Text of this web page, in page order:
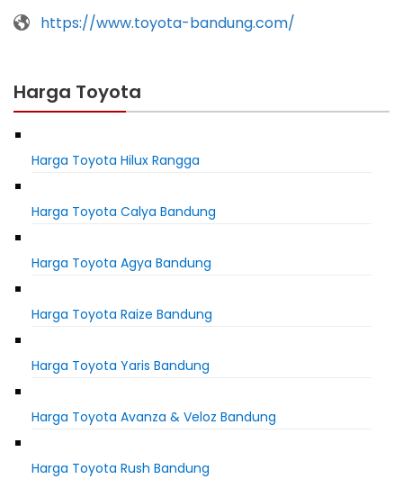
https://www.toyota-bandung.com/
Harga Toyota
Harga Toyota Hilux Rangga
Harga Toyota Calya Bandung
Harga Toyota Agya Bandung
Harga Toyota Raize Bandung
Harga Toyota Yaris Bandung
Harga Toyota Avanza & Veloz Bandung
Harga Toyota Rush Bandung